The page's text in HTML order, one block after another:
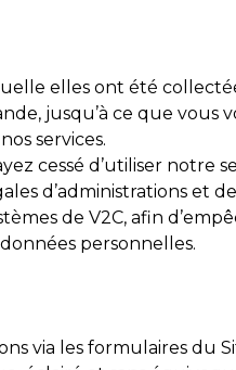
elles ont été
jusqu’à ce que vous
services.
cessé d’utiliser notre
d’administrations et
de V2C, afin
personnelles.
via les formulaires du